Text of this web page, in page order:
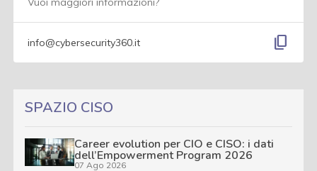
info@cybersecurity360.it content_copy
SPAZIO CISO
Career evolution per CIO e CISO: i dati
dell’Empowerment Program 2026
07 Ago 2026